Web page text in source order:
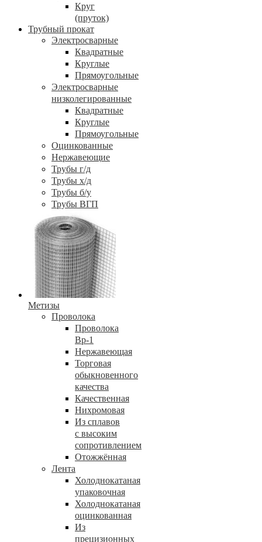
Круг
(пруток)
Трубный прокат
Электросварные
Квадратные
Круглые
Прямоугольные
Электросварные
низколегированные
Квадратные
Круглые
Прямоугольные
Оцинкованные
Нержавеющие
Трубы г/д
Трубы х/д
Трубы б/у
Трубы ВГП
Метизы
Проволока
Проволока
Вр-1
Нержавеющая
Торговая
обыкновенного
качества
Качественная
Нихромовая
Из сплавов
с высоким
сопротивлением
Отожжённая
Лента
Холоднокатаная
упаковочная
Холоднокатаная
оцинкованная
Из
прецизионных